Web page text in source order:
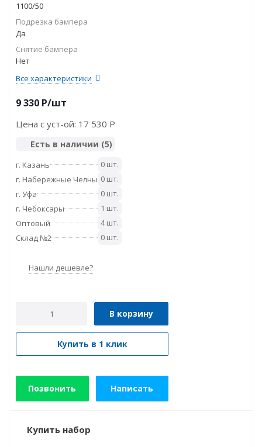
1100/50
Подрезка бампера
Да
Снятие бампера
Нет
Все характеристики
9 330 P/шт
Цена с уст-ой: 17 530 P
Есть в наличии (5)
г. Казань
0 шт.
г. Набережные Челны 0 шт.
г. Уфа
0 шт.
г. Чебоксары
1 шт.
Оптовый
4 шт.
Склад №2
0 шт.
Нашли дешевле?
В корзину
Купить в 1 клик
Позвонить Написать
Купить набор